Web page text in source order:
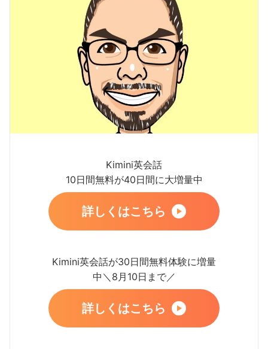
Kimini英会話
10日間無料が40日間に大増量中
詳しくはこちら
Kimini英会話が30日間無料体験に増量
中＼8月10日まで／
詳しくはこちら